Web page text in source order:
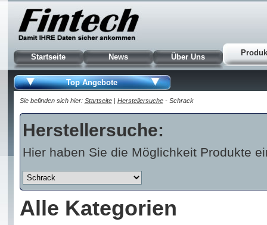
Startseite News Über Uns
Top Angebote
Sie befinden sich hier: Startseite| Herstellersuche- Schrack
Herstellersuche:
Hier haben Sie die Möglichkeit Produkte
Alle Kategorien